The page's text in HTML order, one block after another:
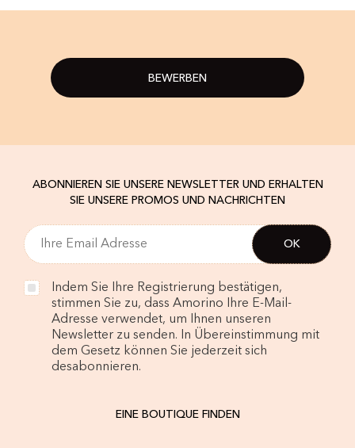
BEWERBEN
ABONNIEREN SIE UNSERE NEWSLETTER UND ERHALTEN
SIE UNSERE PROMOS UND NACHRICHTEN
Indem Sie Ihre Registrierung bestätigen,
stimmen Sie zu, dass Amorino Ihre E-Mail-
Adresse verwendet, um Ihnen unseren
Newsletter zu senden. In Übereinstimmung mit
dem Gesetz können Sie jederzeit sich
desabonnieren.
EINE BOUTIQUE FINDEN